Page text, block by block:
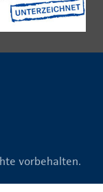
vorbehalten.